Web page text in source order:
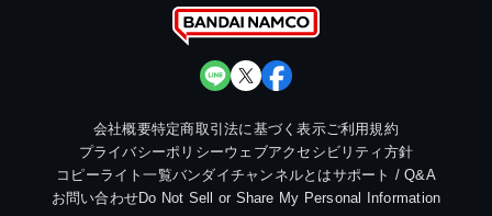
会社概要特定商取引法に基づく表示ご利用規約
プライバシーポリシーウェブアクセシビリティ方針
コピーライト一覧バンダイチャンネルとはサポート / Q&A
お問い合わせDo Not Sell or Share My Personal Information